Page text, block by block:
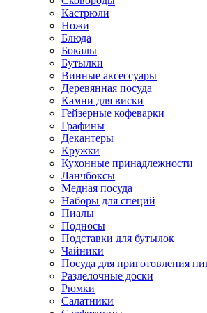
Кастрюли
Ножи
Блюда
Бокалы
Бутылки
Винные аксессуары
Деревянная посуда
Камни для виски
Гейзерные кофеварки
Графины
Декантеры
Кружки
Кухонные принадлежности
Ланчбоксы
Медная посуда
Наборы для специй
Пиалы
Подносы
Подставки для бутылок
Чайники
Посуда для приготовления
Разделочные доски
Рюмки
Салатники